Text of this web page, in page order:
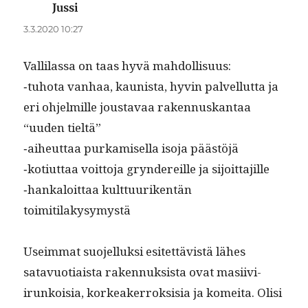
Jussi
3.3.2020 10:27
Vallilas­sa on taas hyvä mahdollisuus:
‑tuho­ta van­haa, kau­nista, hyvin palvel­lut­ta ja
eri ohjelmille jous­tavaa raken­nuskan­taa
“uuden tieltä”
‑aiheut­taa purkamisel­la iso­ja päästöjä
‑kotiut­taa voit­to­ja gryn­dereille ja sijoittajille
‑han­kaloit­taa kult­tuuriken­tän
toimitilakysymystä
Useim­mat suo­jel­luk­si esitet­tävistä läh­es
satavuo­ti­aista raken­nuk­sista ovat masi­ivi­
irunk­oisia, korkeak­er­roksisia ja komei­ta. Olisi